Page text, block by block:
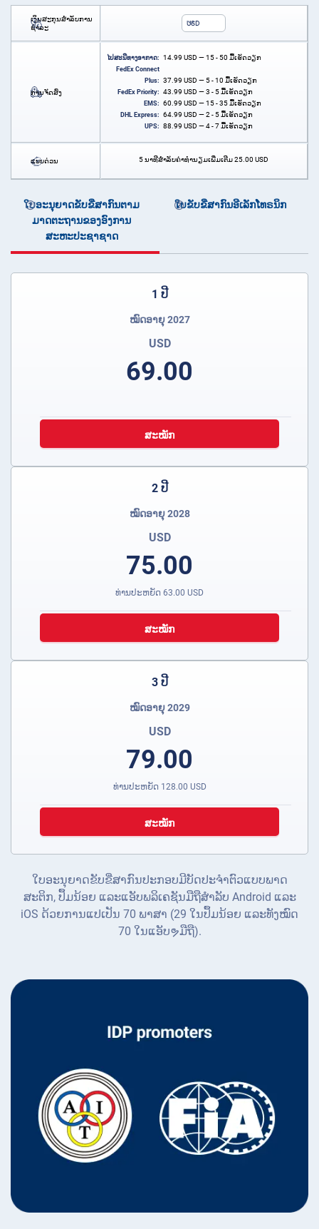
ເງິນສະກຸນສໍາລັບການ
ຊໍາລະ
USD
ການຈັດສົ່ງ
ໄປສະນີທາງອາກາດ: 14.99 USD — 15 - 50 ມື້ເຮັດວຽກ
FedEx Connect
Plus:
37.99 USD — 5 - 10 ມື້ເຮັດວຽກ
FedEx Priority: 43.99 USD — 3 - 5 ມື້ເຮັດວຽກ
EMS: 60.99 USD — 15 - 35 ມື້ເຮັດວຽກ
DHL Express: 64.99 USD — 2 - 5 ມື້ເຮັດວຽກ
UPS: 88.99 USD — 4 - 7 ມື້ເຮັດວຽກ
ແບບດ່ວນ 5 ນາທີສໍາລັບຄ່າທໍານຽມເພີ່ມເຕີມ25.00 USD
ໃບອະນຸຍາດຂັບຂີ່ສາກົນຕາມ
ມາດຕະຖານຂອງອົງການ
ສະຫະປະຊາຊາດ
ໃບຂັບຂີ່ສາກົນອີເລັກໂທຣນິກ
1 ປີ
ໝົດອາຍຸ 2027
USD
69.00
ສະໝັກ
2 ປີ
ໝົດອາຍຸ 2028
USD
75.00
ທ່ານປະຫຍັດ 63.00 USD
ສະໝັກ
3 ປີ
ໝົດອາຍຸ 2029
USD
79.00
ທ່ານປະຫຍັດ 128.00 USD
ສະໝັກ
ໃບອະນຸຍາດຂັບຂີ່ສາກົນປະກອບມີບັດປະຈໍາຕົວແບບພາດ
ສະຕິກ, ປຶ້ມນ້ອຍ ແລະແອັບພລິເຄຊັນມືຖືສໍາລັບ Android ແລະ
iOS ດ້ວຍການແປເປັນ 70 ພາສາ (29 ໃນປຶ້ມນ້ອຍ ແລະທັງໝົດ
70 ໃນແອັບຯມືຖື).